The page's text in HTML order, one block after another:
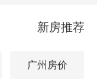
新房推荐
广州房价